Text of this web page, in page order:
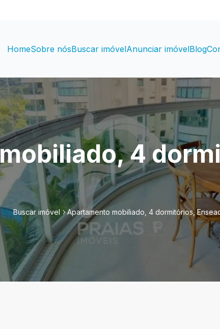
HomeSobre nósBuscar imóvelAnunciar imóvelBlog
4
Buscar imóvel Apartamento mobiliado, 4 dormitórios,